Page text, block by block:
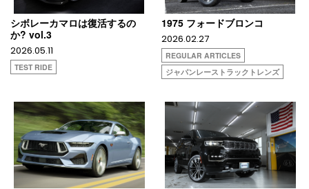
シボレーカマロは復活するの
か? vol.3
2026.05.11
TEST RIDE
1975 フォードブロンコ
2026.02.27
REGULAR ARTICLES
ジャパンレーストラックトレンズ